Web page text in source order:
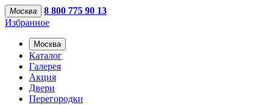
Москва
8 800 775 90 13
Избранное
Москва
Каталог
Галерея
Акция
Двери
Перегородки